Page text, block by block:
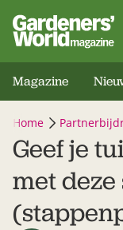
Magazine
Home
Geef je
met